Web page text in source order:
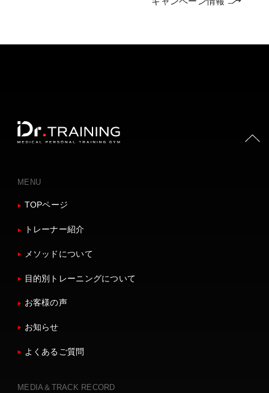
MENU
TOPページ
トレーナー紹介
メソッドについて
目的別トレーニングについて
お客様の声
お知らせ
よくあるご質問
MEDIA＆TRACK RECORD